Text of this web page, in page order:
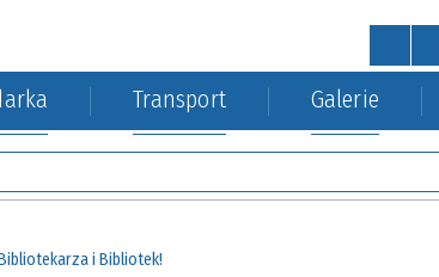
STRONA GŁÓWNA
Transport Galerie
i Bibliotek!